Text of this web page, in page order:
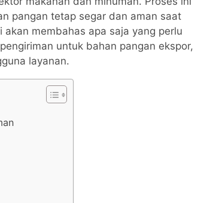
pangan tetap segar dan aman saat
membahas apa saja yang perlu
untuk bahan pangan ekspor,
layanan.